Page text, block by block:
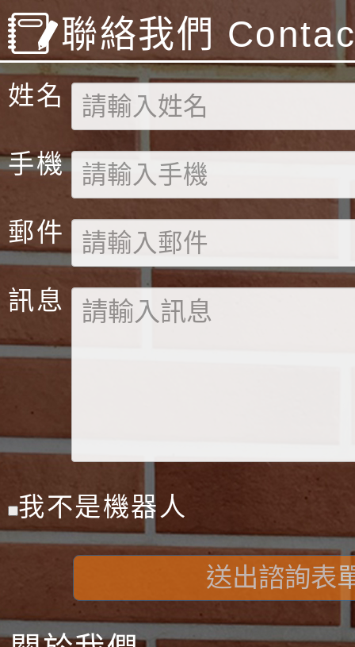
聯絡我們
姓名
手機
郵件
訊息
我不是機器人
送出諮詢表